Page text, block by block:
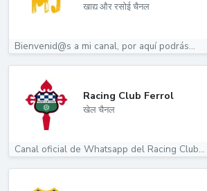
खाद्य और रसोई चैनल
Bienvenid@s a mi canal, por aquí podrás...
Racing Club Ferrol
खेल चैनल
Canal oficial de Whatsapp del Racing Club...